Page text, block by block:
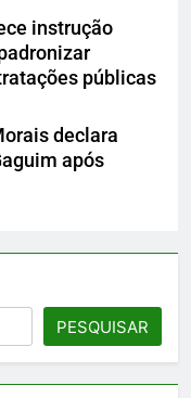
instrução
públicas
declara
após
PESQUISAR